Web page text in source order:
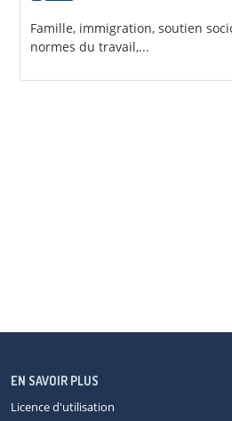
Famille, immigration, soutien
normes du travail,...
EN SAVOIR PLUS
Licence d'utilisation